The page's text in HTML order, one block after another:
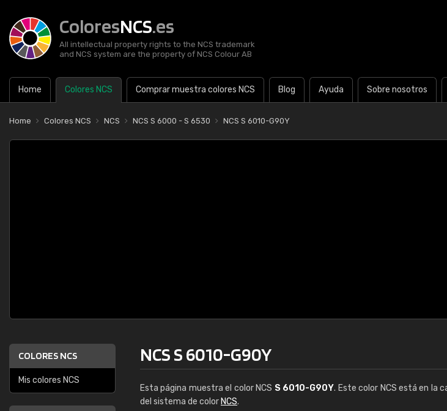
ColoresNCS.es
All intellectual property rights to the NCS trademark
and NCS system are the property of NCS Colour AB
Home Colores NCS Comprar muestra colores NCS Blog Ayuda Sobre nosotros
Home Colores NCS NCS NCS S 6000 - S 6530 NCS S 6010-G90Y
COLORES NCS
Mis colores NCS
NCS S 6010-G90Y
Esta página muestra el color NCS S 6010-G90Y. Este color NCS está en la
del sistema de color NCS.